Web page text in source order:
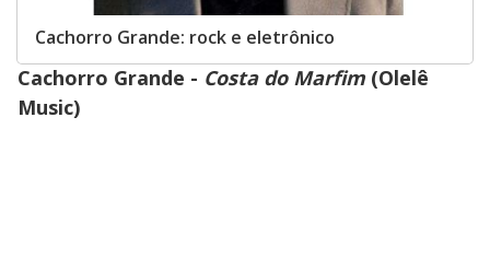
Cachorro Grande: rock e eletrônico
Cachorro Grande - Costa do Marfim (Olelê
Music)